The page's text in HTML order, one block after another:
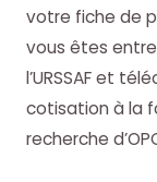
votre fiche de
vous êtes
l’URSSAF et
cotisation à la
recherche